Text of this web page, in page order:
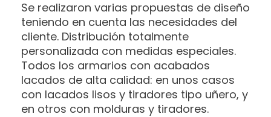
Se realizaron varias propuestas de diseño
teniendo en cuenta las necesidades del
cliente. Distribución totalmente
personalizada con medidas especiales.
Todos los armarios con acabados
lacados de alta calidad: en unos casos
con lacados lisos y tiradores tipo uñero, y
en otros con molduras y tiradores.